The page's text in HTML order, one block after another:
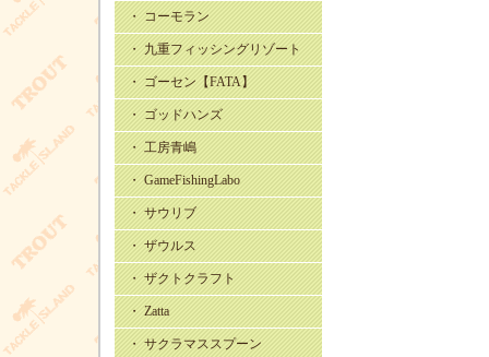
・ コーモラン
・ 九重フィッシングリゾート
・ ゴーセン【FATA】
・ ゴッドハンズ
・ 工房青嶋
・ GameFishingLabo
・ サウリブ
・ ザウルス
・ ザクトクラフト
・ Zatta
・ サクラマススプーン